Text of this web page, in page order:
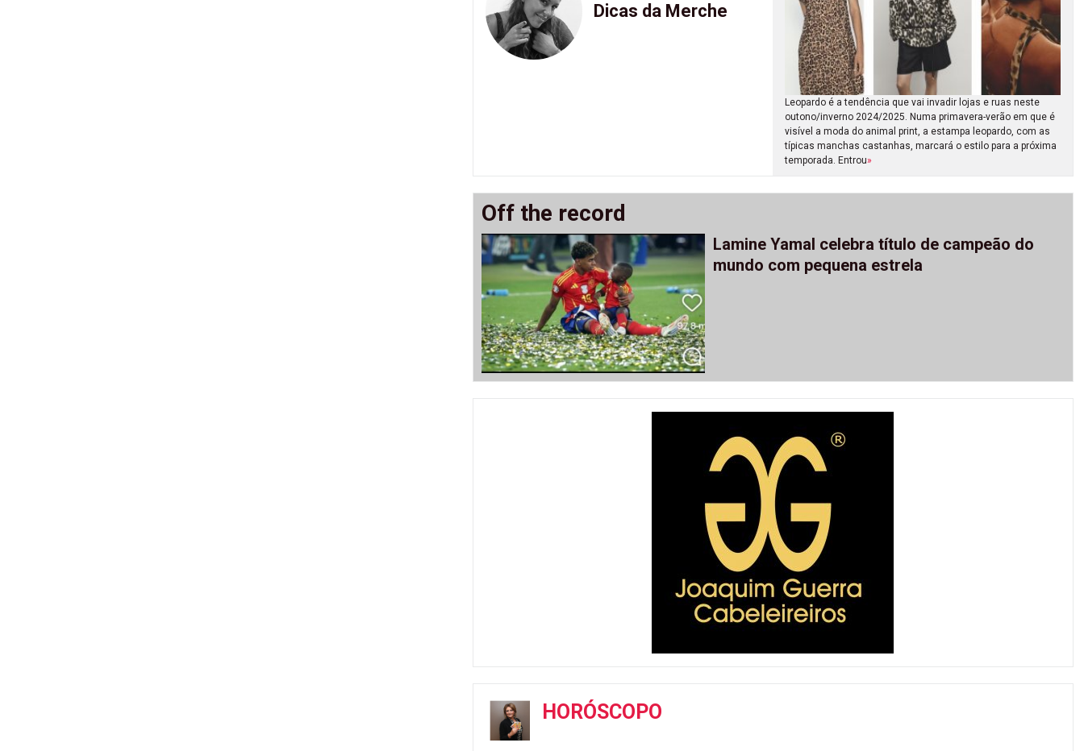
Dicas da Merche
Leopardo é a tendência que vai invadir lojas e ruas neste
outono/inverno 2024/2025. Numa primavera-verão em que é
visível a moda do animal print, a estampa leopardo, com as
típicas manchas castanhas, marcará o estilo para a próxima
temporada. Entrou»
Off the record
Lamine Yamal celebra título de campeão do
mundo com pequena estrela
HORÓSCOPO